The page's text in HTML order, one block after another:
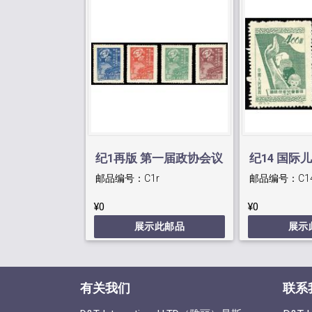
纪1再版 第一届政协会议
邮品编号： C1r
¥0
展示此邮品
纪14 国际
邮品编号：
¥0
展示
有关我们 联系